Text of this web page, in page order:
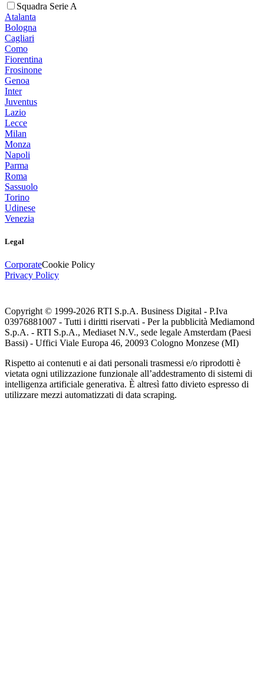
Squadra Serie A
Atalanta
Bologna
Cagliari
Como
Fiorentina
Frosinone
Genoa
Inter
Juventus
Lazio
Lecce
Milan
Monza
Napoli
Parma
Roma
Sassuolo
Torino
Udinese
Venezia
Legal
CorporateCookie Policy
Privacy Policy
Copyright © 1999-2026 RTI S.p.A. Business Digital - P.Iva
03976881007 - Tutti i diritti riservati - Per la pubblicità Mediamond
S.p.A. - RTI S.p.A., Mediaset N.V., sede legale Amsterdam (Paesi
Bassi) - Uffici Viale Europa 46, 20093 Cologno Monzese (MI)
Rispetto ai contenuti e ai dati personali trasmessi e/o riprodotti è
vietata ogni utilizzazione funzionale all’addestramento di sistemi di
intelligenza artificiale generativa. È altresì fatto divieto espresso di
utilizzare mezzi automatizzati di data scraping.